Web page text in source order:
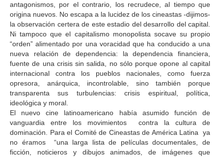
antagonismos, por el contrario, los recrudece, al tiempo que
origina nuevos. No escapa a la lucidez de los cineastas -dijimos-
la observación certera de este estadio del desarrollo del capital.
Ni tampoco que el capitalismo monopolista socave su propio
“orden” alimentado por una voracidad que ha conducido a una
nueva relación de dependencia: la dependencia financiera,
fuente de una crisis sin salida, no sólo porque opone al capital
internacional contra los pueblos nacionales, como fuerza
opresora, anárquica, incontrolable, sino también porque
transparenta sus turbulencias: crisis espiritual, política,
ideológica y moral.
El nuevo cine latinoamericano había asumido función de
vanguardia entre los movimientos contra la cultura de
dominación. Para el Comité de Cineastas de América Latina ya
no éramos “una larga lista de películas documentales, de
ficción, noticieros y dibujos animados, de imágenes que